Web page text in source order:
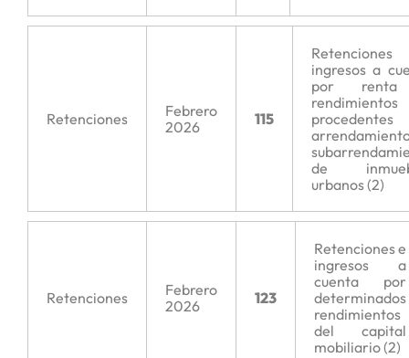
Retenciones
Febrero
2026
115
ingresos a
por
rendimientos
procedentes
de
urbanos (2)
Retenciones
Febrero
2026
123
Retenciones e
ingresos a
cuenta por
determinados
rendimientos
del capital
mobiliario (2)